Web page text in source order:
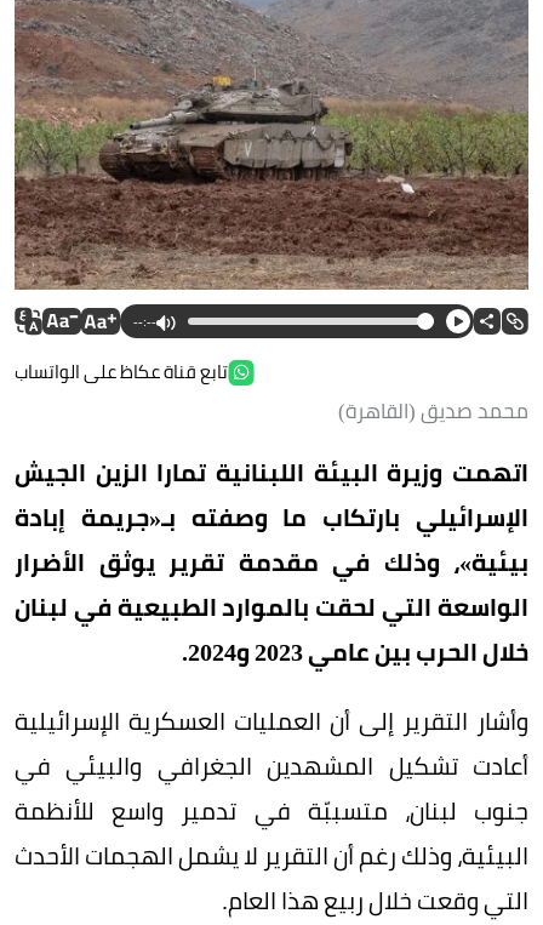
--:--
تابع قناة عكاظ على الواتساب
محمد صديق (القاهرة)
اتهمت وزيرة البيئة اللبنانية تمارا الزين الجيش
الإسرائيلي بارتكاب ما وصفته بـ«جريمة إبادة
بيئية»، وذلك في مقدمة تقرير يوثق الأضرار
الواسعة التي لحقت بالموارد الطبيعية في لبنان
خلال الحرب بين عامي 2023 و2024.
وأشار التقرير إلى أن العمليات العسكرية الإسرائيلية
أعادت تشكيل المشهدين الجغرافي والبيئي في
جنوب لبنان، متسببّة في تدمير واسع للأنظمة
البيئية، وذلك رغم أن التقرير لا يشمل الهجمات الأحدث
التي وقعت خلال ربيع هذا العام.